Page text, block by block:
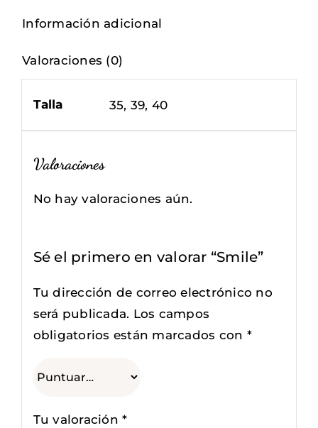
Información adicional
Valoraciones (0)
Talla 35, 39, 40
Valoraciones
No hay valoraciones aún.
Sé el primero en valorar “Smile”
Tu dirección de correo electrónico no
será publicada. Los campos
obligatorios están marcados con *
Tu valoración*